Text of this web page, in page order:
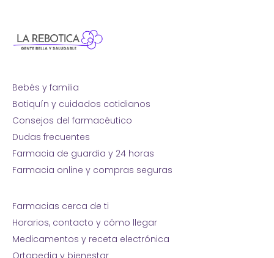
Bebés y familia
Botiquín y cuidados cotidianos
Consejos del farmacéutico
Dudas frecuentes
Farmacia de guardia y 24 horas
Farmacia online y compras seguras
Farmacias cerca de ti
Horarios, contacto y cómo llegar
Medicamentos y receta electrónica
Ortopedia y bienestar